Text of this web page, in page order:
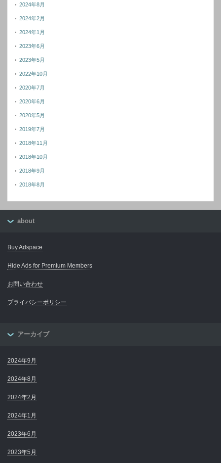
2024年8月
2024年2月
2024年1月
2023年6月
2023年5月
2022年10月
2020年7月
2020年6月
2020年5月
2019年7月
2018年11月
2018年10月
2018年9月
2018年8月
about
Buy Adspace
Hide Ads for Premium Members
お問い合わせ
プライバシーポリシー
アーカイブ
2024年9月
2024年8月
2024年2月
2024年1月
2023年6月
2023年5月